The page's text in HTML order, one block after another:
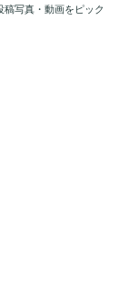
写真・動画をピック